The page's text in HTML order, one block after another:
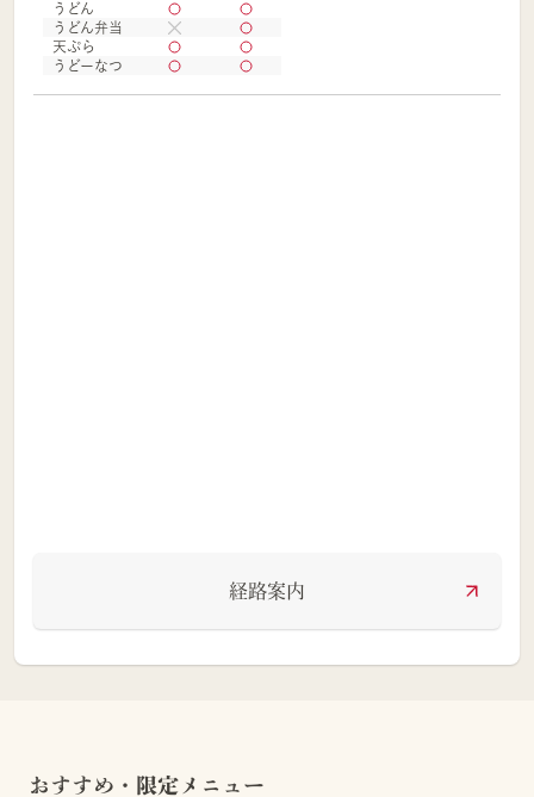
うどん
うどん弁当
天ぷら
うどーなつ
経路案内
おすすめ・限定メニュー